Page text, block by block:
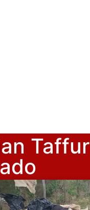
Taffur